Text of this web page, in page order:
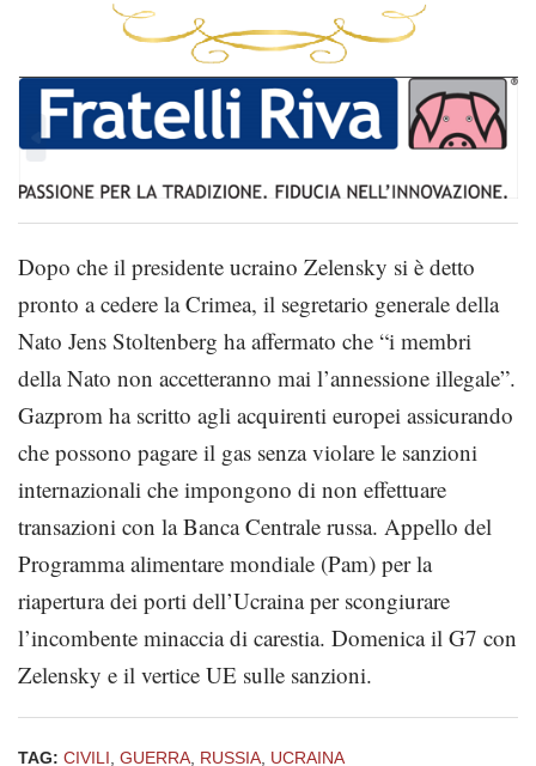
Dopo che il presidente ucraino Zelensky si è detto
pronto a cedere la Crimea, il segretario generale della
Nato Jens Stoltenberg ha affermato che “i membri
della Nato non accetteranno mai l’annessione illegale”.
Gazprom ha scritto agli acquirenti europei assicurando
che possono pagare il gas senza violare le sanzioni
internazionali che impongono di non effettuare
transazioni con la Banca Centrale russa. Appello del
Programma alimentare mondiale (Pam) per la
riapertura dei porti dell’Ucraina per scongiurare
l’incombente minaccia di carestia. Domenica il G7 con
Zelensky e il vertice UE sulle sanzioni.
TAG: CIVILI, GUERRA, RUSSIA, UCRAINA